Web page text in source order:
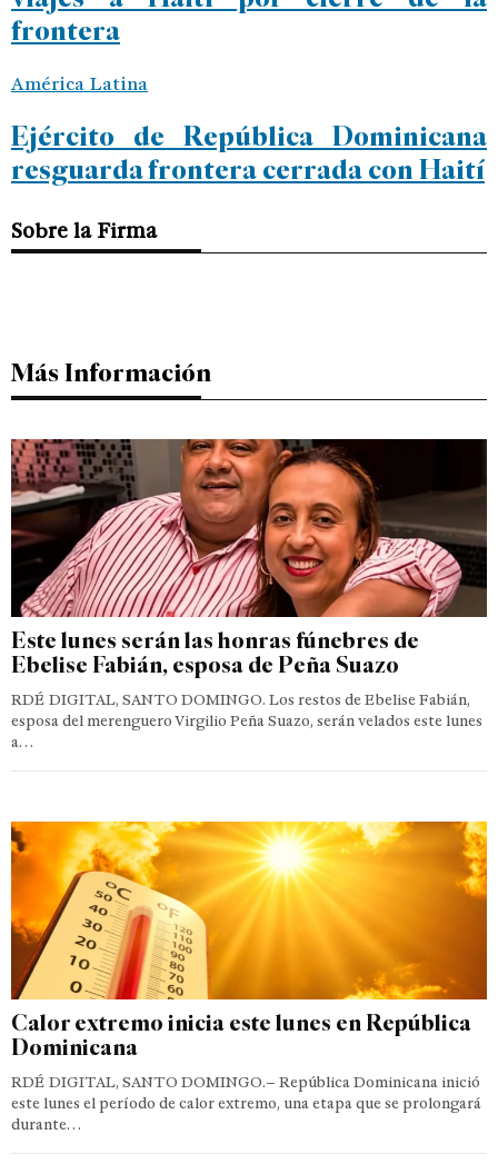
frontera
América Latina
Ejército de República Dominicana
resguarda frontera cerrada con Haití
Sobre la Firma
Más Información
Este lunes serán las honras fúnebres de
Ebelise Fabián, esposa de Peña Suazo
RDÉ DIGITAL, SANTO DOMINGO. Los restos de Ebelise Fabián,
esposa del merenguero Virgilio Peña Suazo, serán velados este lunes
a…
Calor extremo inicia este lunes en República
Dominicana
RDÉ DIGITAL, SANTO DOMINGO.– República Dominicana inició
este lunes el período de calor extremo, una etapa que se prolongará
durante…